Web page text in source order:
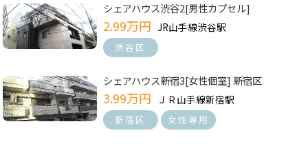
シェアハウス渋谷2[男性カプセル]
2.99万円 JR山手線渋谷駅
渋谷区
シェアハウス新宿3[女性個室] 新宿区
3.99万円 ＪＲ山手線新宿駅
新宿区 女性専用